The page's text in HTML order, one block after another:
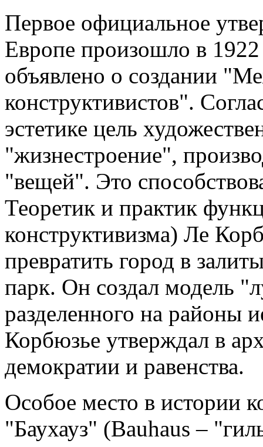
Первое официальное
Европе произошло в
объявлено о создании
конструктивистов".
эстетике цель
"жизнестроение",
"вещей". Это
Теоретик и практик
конструктивизма) Ле
превратить город в
парк. Он создал модель
разделенного на районы
Корбюзье утверждал в
демократии и равенства.
Особое место в истории
"Баухауз" (Bauhaus –